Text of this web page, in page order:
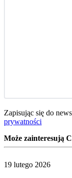
Zapisując się do
prywatności
Może zainteresują
19 lutego 2026